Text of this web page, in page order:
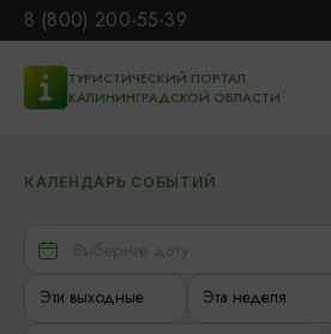
8 (800) 200-55-39
ТУРИСТИЧЕСКИЙ ПОРТАЛ
КАЛИНИНГРАДСКОЙ ОБЛАСТИ
КАЛЕНДАРЬ СОБЫТИЙ
Эти выходные Эта неделя